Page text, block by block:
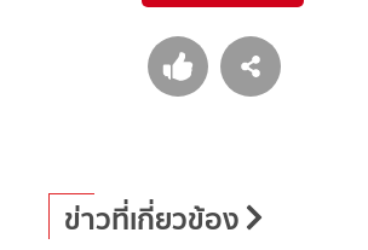
ข่าวที่เกี่ยวข้อง